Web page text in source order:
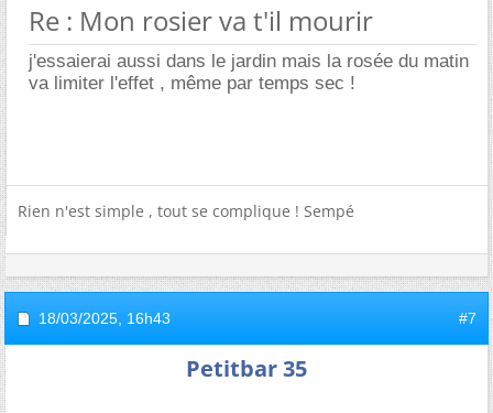
Re : Mon rosier va t'il mourir
j'essaierai aussi dans le jardin mais la rosée du matin
va limiter l'effet , même par temps sec !
Rien n'est simple , tout se complique ! Sempé
18/03/2025, 16h43 #7
Petitbar 35